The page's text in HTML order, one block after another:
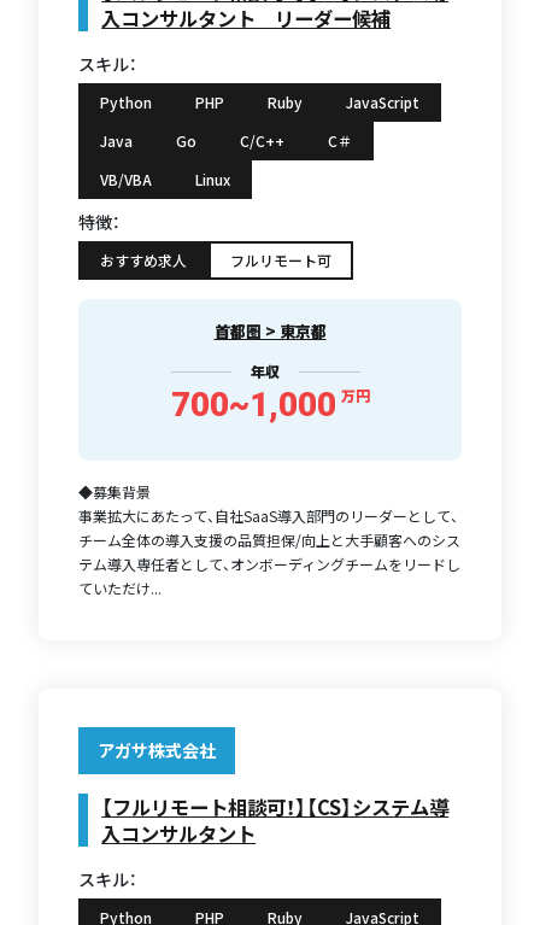
入コンサルタント リーダー候補
スキル：
Python PHP Ruby
JavaScript
Java
Go C/C++
C＃
VB/VBA
Linux
特徴：
おすすめ求人 フルリモート可
首都圏 > 東京都
年収
700~1,000 万円
◆募集背景
事業拡大にあたって、自社SaaS導入部門のリーダーとして、
チーム全体の導入支援の品質担保/向上と大手顧客へのシス
テム導入専任者として、オンボーディングチームをリードし
ていただけ...
アガサ株式会社
【フルリモート相談可！】【CS】システム導
入コンサルタント
スキル：
Python PHP Ruby JavaScript